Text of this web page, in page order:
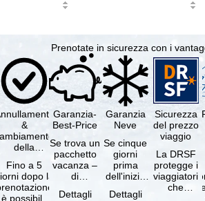
Prenotate in sicurezza con i
&
della
gratuiti
Fino a 5
dopo la
è possibile
Garanzia-
Best-Price
Se trova un
pacchetto
vacanza –
di
e servizi
Dettagli
Garanzia
Neve
Se cinque
giorni
prima
dell'inizio
soggiorno
Dettagli
Sicurezza
del prezzo
viaggio
La DRSF
protegge i
viaggiatori
che